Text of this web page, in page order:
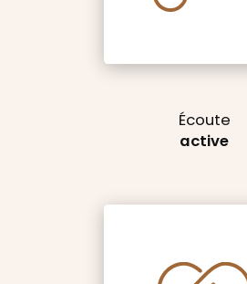
Écoute
active